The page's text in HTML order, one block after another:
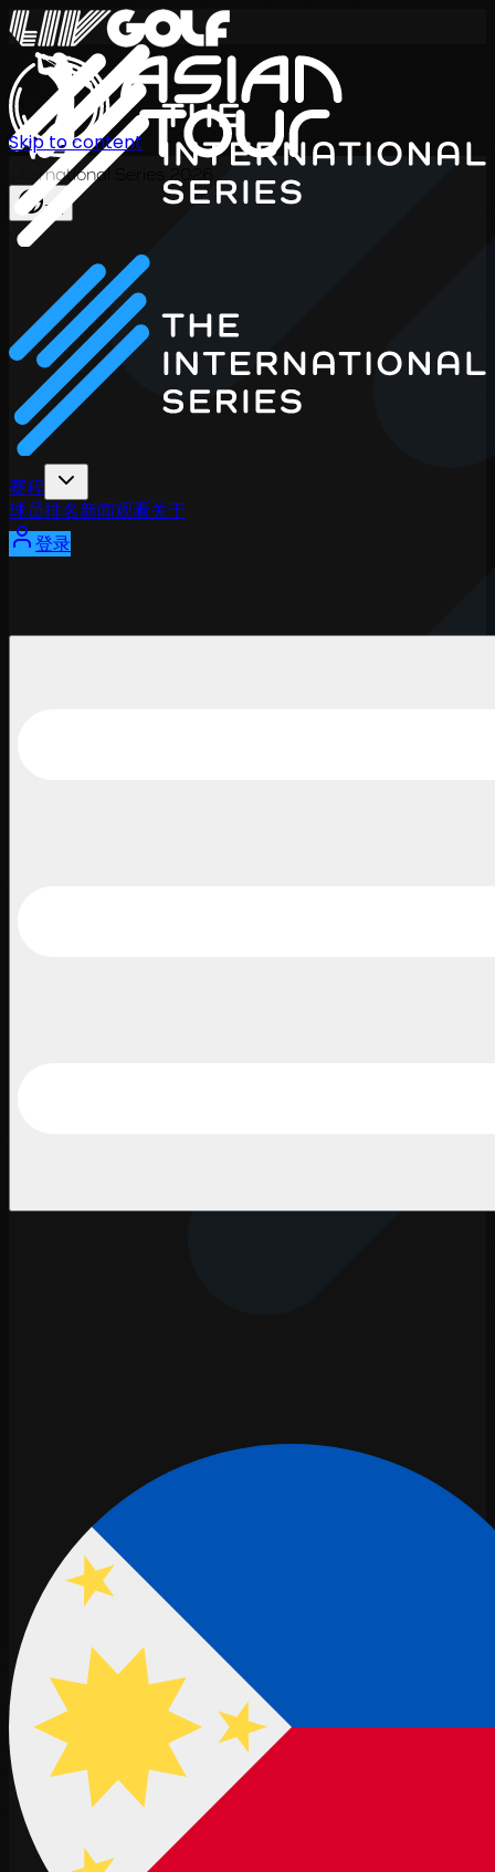
International Series 2026
ZH
赛程
球员排名新闻观看关于
登录
Skip to content